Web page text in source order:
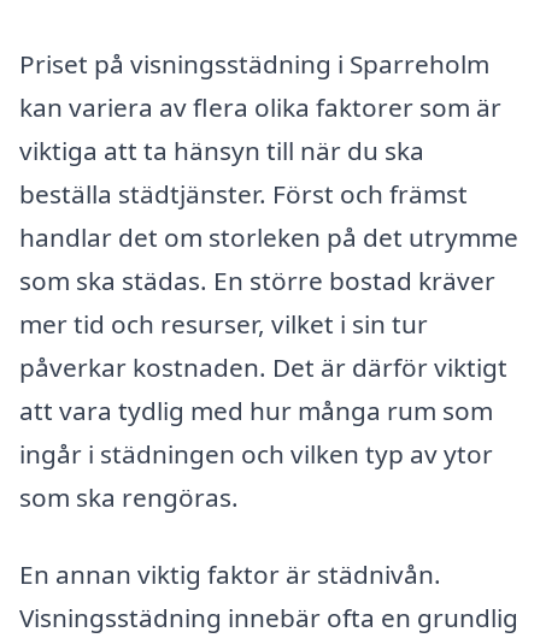
Priset på visningsstädning i Sparreholm
kan variera av flera olika faktorer som är
viktiga att ta hänsyn till när du ska
beställa städtjänster. Först och främst
handlar det om storleken på det utrymme
som ska städas. En större bostad kräver
mer tid och resurser, vilket i sin tur
påverkar kostnaden. Det är därför viktigt
att vara tydlig med hur många rum som
ingår i städningen och vilken typ av ytor
som ska rengöras.
En annan viktig faktor är städnivån.
Visningsstädning innebär ofta en grundlig